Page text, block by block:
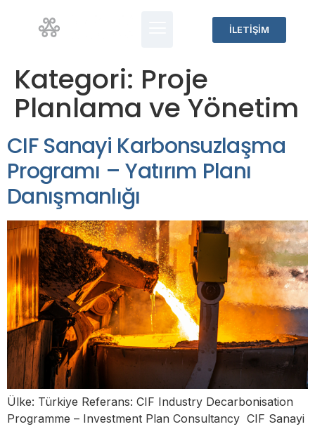
İLETİŞİM
Kategori: Proje
Planlama ve Yönetim
CIF Sanayi Karbonsuzlaşma
Programı – Yatırım Planı
Danışmanlığı
Ülke: Türkiye Referans: CIF Industry Decarbonisation
Programme – Investment Plan Consultancy CIF Sanayi